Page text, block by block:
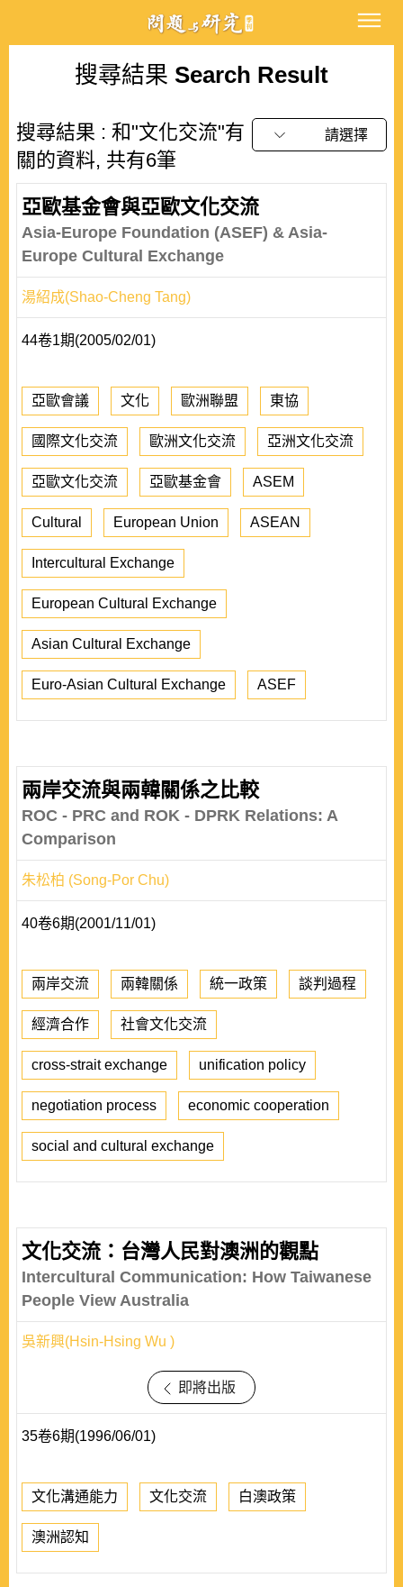
搜尋結果 Search Result
搜尋結果 : 和"文化交流"有
關的資料, 共有6筆
請選擇
亞歐基金會與亞歐文化交流
Asia-Europe Foundation (ASEF) & Asia-
Europe Cultural Exchange
湯紹成(Shao-Cheng Tang)
44卷1期(2005/02/01)
亞歐會議 文化 歐洲聯盟 東協
國際文化交流 歐洲文化交流 亞洲文化交流
亞歐文化交流 亞歐基金會 ASEM
Cultural European Union ASEAN
Intercultural Exchange
European Cultural Exchange
Asian Cultural Exchange
Euro-Asian Cultural Exchange ASEF
兩岸交流與兩韓關係之比較
ROC - PRC and ROK - DPRK Relations: A
Comparison
朱松柏 (Song-Por Chu)
40卷6期(2001/11/01)
兩岸交流 兩韓關係 統一政策 談判過程
經濟合作 社會文化交流
cross-strait exchange unification policy
negotiation process economic cooperation
social and cultural exchange
文化交流：台灣人民對澳洲的觀點
Intercultural Communication: How Taiwanese
People View Australia
吳新興(Hsin-Hsing Wu )
即將出版
35卷6期(1996/06/01)
文化溝通能力 文化交流 白澳政策
澳洲認知